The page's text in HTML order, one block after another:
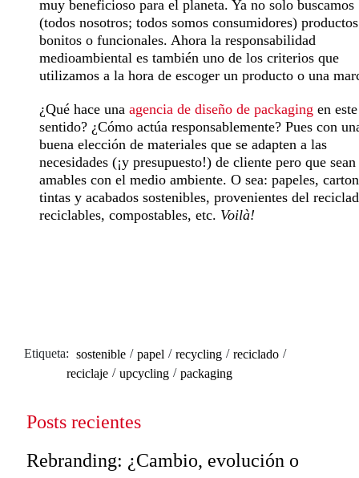
muy beneficioso para el planeta. Ya no solo buscamos
(todos nosotros; todos somos consumidores) productos
bonitos o funcionales. Ahora la responsabilidad
medioambiental es también uno de los criterios que
utilizamos a la hora de escoger un producto o una
¿Qué hace una agencia de diseño de packaging en este
sentido? ¿Cómo actúa responsablemente? Pues con
buena elección de materiales que se adapten a las
necesidades (¡y presupuesto!) de cliente pero que sean
amables con el medio ambiente. O sea: papeles,
tintas y acabados sostenibles, provenientes del
reciclables, compostables, etc. Voilà!
Etiqueta: sostenible / papel / recycling / reciclado /
reciclaje / upcycling / packaging
Posts recientes
Rebranding: ¿Cambio, evolución o